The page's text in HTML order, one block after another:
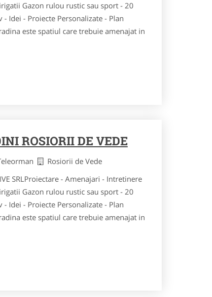
Gazon rulou rustic sau sport - 20
Idei - Proiecte Personalizate - Plan
este spatiul care trebuie amenajat in
ROSIORII DE VEDE
Rosiorii de Vede
SRLProiectare - Amenajari - Intretinere
Gazon rulou rustic sau sport - 20
Idei - Proiecte Personalizate - Plan
este spatiul care trebuie amenajat in